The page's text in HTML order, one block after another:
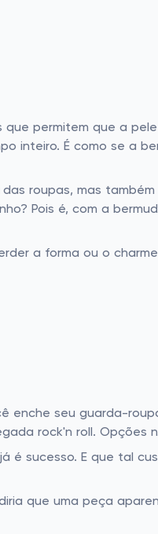
permitem que a
inteiro. É como se a
roupas, mas
Pois é, com a
a forma ou o
enche seu guarda-
rock'n roll. Opções
é sucesso. E que tal
que uma peça